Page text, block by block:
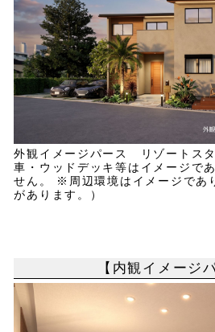
外観イメージパース リゾートス
車・ウッドデッキ等はイメージで
せん。 ※周辺環境はイメージであ
があります。）
【内観イメージ